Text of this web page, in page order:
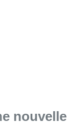
nouvelle